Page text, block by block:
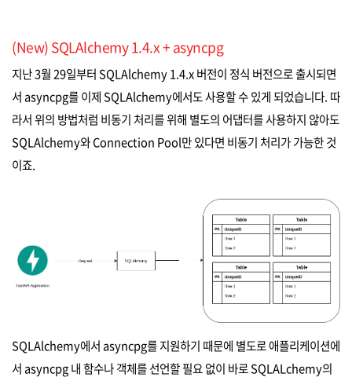
(New) SQLAlchemy 1.4.x + asyncpg
지난 3월 29일부터 SQLAlchemy 1.4.x 버전이 정식 버전으로 출시되면
서 asyncpg를 이제 SQLAlchemy에서도 사용할 수 있게 되었습니다. 따
라서 위의 방법처럼 비동기 처리를 위해 별도의 어댑터를 사용하지 않아도
SQLAlchemy와 Connection Pool만 있다면 비동기 처리가 가능한 것
이죠.
SQLAlchemy에서 asyncpg를 지원하기 때문에 별도로 애플리케이션에
서 asyncpg 내 함수나 객체를 선언할 필요 없이 바로 SQLALchemy의